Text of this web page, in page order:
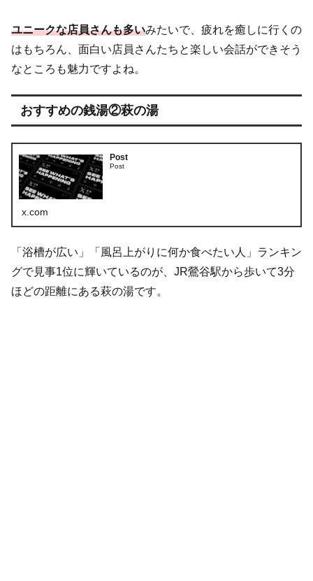
ユニークな店員さんも多いみたいで、疲れを癒しに行くの
はもちろん、面白い店員さんたちと楽しい会話ができそう
なところも魅力ですよね。
おすすめの銭湯②萩の湯
Post
Post
x.com
「浴槽が広い」「風呂上がりに何か食べたい人」ランキン
グで見事1位に輝いているのが、JR鶯谷駅から歩いて3分
ほどの距離にある萩の湯です。